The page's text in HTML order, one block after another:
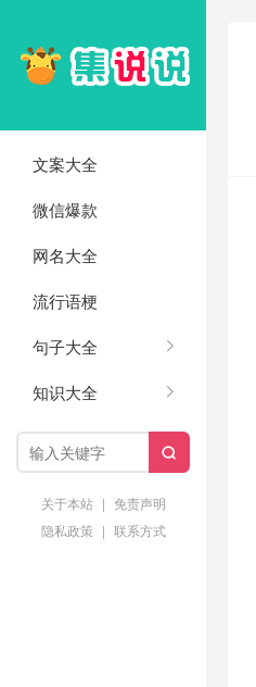
文案大全
微信爆款
网名大全
流行语梗
句子大全
知识大全

关于本站 | 免责声明
隐私政策 | 联系方式